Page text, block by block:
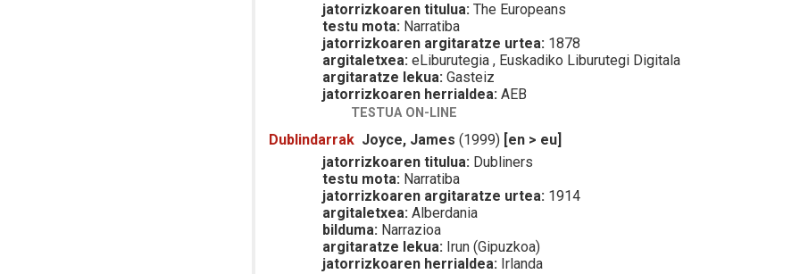
jatorrizkoaren titulua: The Europeans
testu mota: Narratiba
jatorrizkoaren argitaratze urtea: 1878
argitaletxea: eLiburutegia , Euskadiko Liburutegi Digitala
argitaratze lekua: Gasteiz
jatorrizkoaren herrialdea: AEB
TESTUA ON-LINE
Dublindarrak Joyce, James (1999) [en > eu]
jatorrizkoaren titulua: Dubliners
testu mota: Narratiba
jatorrizkoaren argitaratze urtea: 1914
argitaletxea: Alberdania
bilduma: Narrazioa
argitaratze lekua: Irun (Gipuzkoa)
jatorrizkoaren herrialdea: Irlanda